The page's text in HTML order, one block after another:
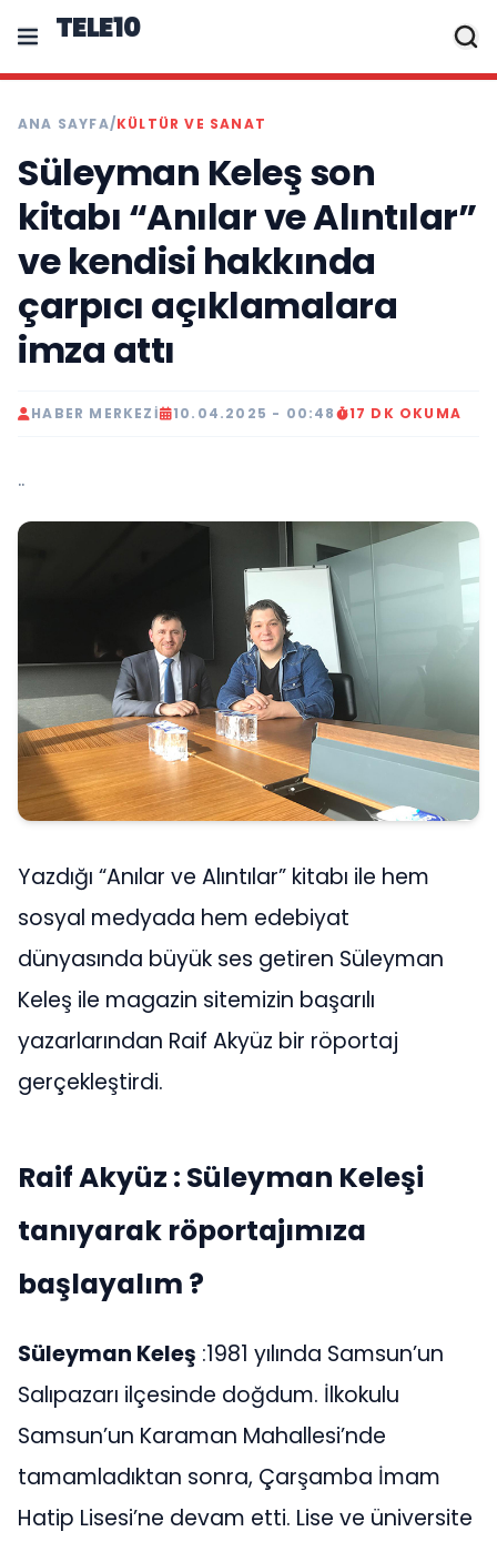
TELE10
ANA SAYFA/KÜLTÜR VE SANAT
Süleyman Keleş son
kitabı “Anılar ve Alıntılar”
ve kendisi hakkında
çarpıcı açıklamalara
imza attı
HABER MERKEZI 10.04.2025 - 00:48 17 DK OKUMA
..
Yazdığı “Anılar ve Alıntılar” kitabı ile hem
sosyal medyada hem edebiyat
dünyasında büyük ses getiren Süleyman
Keleş ile magazin sitemizin başarılı
yazarlarından Raif Akyüz bir röportaj
gerçekleştirdi.
Raif Akyüz : Süleyman Keleşi
tanıyarak röportajımıza
başlayalım ?
Süleyman Keleş :1981 yılında Samsun’un
Salıpazarı ilçesinde doğdum. İlkokulu
Samsun’un Karaman Mahallesi’nde
tamamladıktan sonra, Çarşamba İmam
Hatip Lisesi’ne devam etti. Lise ve üniversite